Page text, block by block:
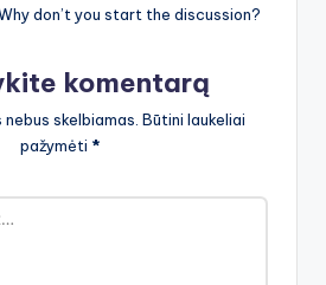
don’t you start the discussion?
komentarą
skelbiamas. Būtini laukeliai
pažymėti *